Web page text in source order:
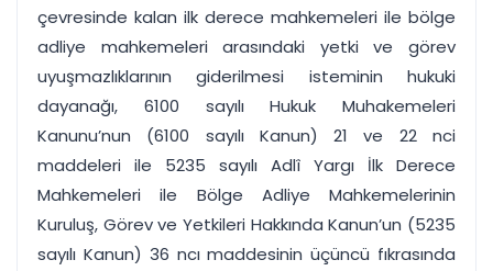
çevresinde kalan ilk derece mahkemeleri ile bölge
adliye mahkemeleri arasındaki yetki ve görev
uyuşmazlıklarının giderilmesi isteminin hukuki
dayanağı, 6100 sayılı Hukuk Muhakemeleri
Kanunu’nun (6100 sayılı Kanun) 21 ve 22 nci
maddeleri ile 5235 sayılı Adlî Yargı İlk Derece
Mahkemeleri ile Bölge Adliye Mahkemelerinin
Kuruluş, Görev ve Yetkileri Hakkında Kanun’un (5235
sayılı Kanun) 36 ncı maddesinin üçüncü fıkrasında